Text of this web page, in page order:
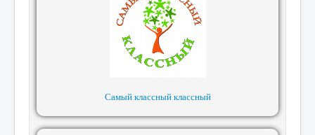
Самый классный классный